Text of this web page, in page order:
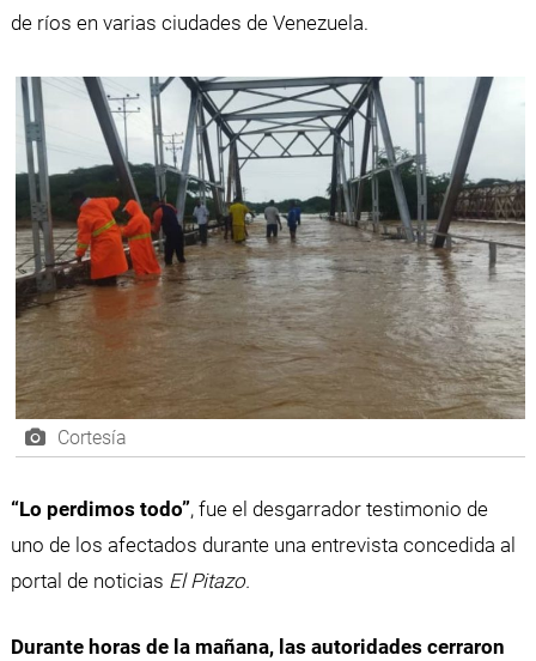
de ríos en varias ciudades de Venezuela.
Cortesía
“Lo perdimos todo”, fue el desgarrador testimonio de
uno de los afectados durante una entrevista concedida al
portal de noticias El Pitazo.
Durante horas de la mañana, las autoridades cerraron